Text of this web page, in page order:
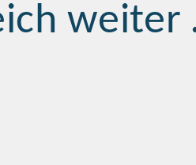
weiter